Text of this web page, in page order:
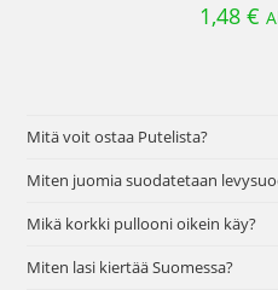
1,48 €
Mitä voit ostaa Putelista?
Miten juomia suodatetaan
Mikä korkki pullooni oikein käy?
Miten lasi kiertää Suomessa?